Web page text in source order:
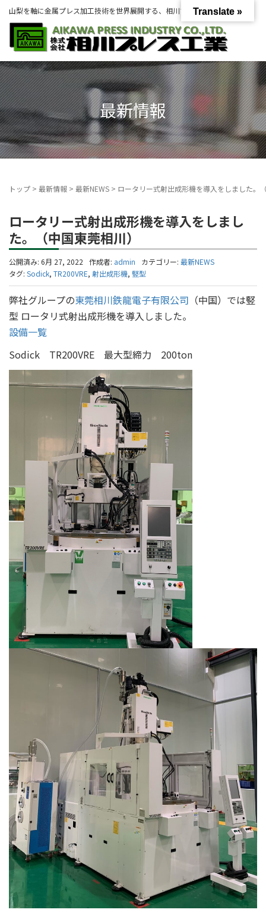
山梨を軸に金属プレス加工技術を世界展開する、相川プレス工業グループ。
最新情報
トップ > 最新情報 > 最新NEWS > ロータリー式射出成形機を導入をしました。
ロータリー式射出成形機を導入をしまし
た。（中国東莞相川）
公開済み: 6月 27, 2022 作成者: admin カテゴリー: 最新NEWS
タグ: Sodick, TR200VRE, 射出成形機, 竪型
弊社グループの東莞相川鉄龍電子有限公司 （中国）では竪
型 ロータリ式射出成形機を導入しました。
設備一覧
Sodick TR200VRE 最大型締力 200ton
Translate »